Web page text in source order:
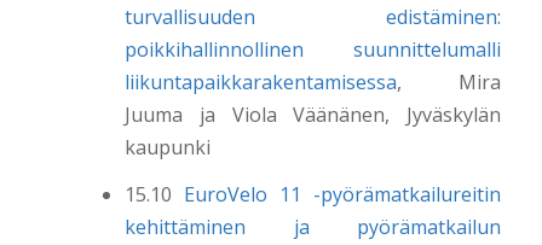
turvallisuuden edistäminen:
poikkihallinnollinen suunnittelumalli
liikuntapaikkarakentamisessa, Mira
Juuma ja Viola Väänänen, Jyväskylän
kaupunki
15.10 EuroVelo 11 -pyörämatkailureitin
kehittäminen ja pyörämatkailun